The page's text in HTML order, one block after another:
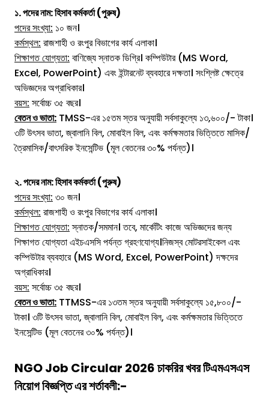
১. পদের নাম: হিসাব কর্মকর্তা (পুরুষ)
পদের সংখ্যা: ১০ জন।
কর্মস্থল: রাজশাহী ও রংপুর বিভাগের কার্য এলাকা।
শিক্ষাগত যোগ্যতা: বাণিজ্যে স্নাতক ডিগ্রি। কম্পিউটার (MS Word,
Excel, PowerPoint) এবং ইন্টারনেট ব্যবহারে দক্ষতা। সংশ্লিষ্ট ক্ষেত্রে
অভিজ্ঞদের অগ্রাধিকার।
বয়স: সর্বোচ্চ ৩৫ বছর।
বেতন ও ভাতা: TMSS-এর ১৫তম স্তর অনুযায়ী সর্বসাকুল্যে ১৩,৬০০/- টাকা।
৩টি উৎসব ভাতা, জ্বালানি বিল, মোবাইল বিল, এবং কর্মক্ষমতার ভিত্তিতে মাসিক/
ত্রৈমাসিক/বাৎসরিক ইনসেন্টিভ (মূল বেতনের ৩০% পর্যন্ত)।
২. পদের নাম: হিসাব কর্মকর্তা (পুরুষ)
পদের সংখ্যা: ৩০ জন।
কর্মস্থল: রাজশাহী ও রংপুর বিভাগের কার্য এলাকা।
শিক্ষাগত যোগ্যতা:স্নাতক/সমমান। তবে, মার্কেটিং কাজে অভিজ্ঞদের জন্য
শিক্ষাগত যোগ্যতা এইচএসসি পর্যন্ত গ্রহণযোগ্য।নিজস্ব মোটরসাইকেল এবং
কম্পিউটার ব্যবহারে (MS Word, Excel, PowerPoint) দক্ষদের
অগ্রাধিকার।
বয়স: সর্বোচ্চ ৩৫ বছর।
বেতন ও ভাতা: TTMSS-এর ১৩তম স্তর অনুযায়ী সর্বসাকুল্যে ১৫,৮০০/-
টাকা। ৩টি উৎসব ভাতা, জ্বালানি বিল, মোবাইল বিল, এবং কর্মক্ষমতার ভিত্তিতে
ইনসেন্টিভ (মূল বেতনের ৩০% পর্যন্ত)।
NGO Job Circular 2026 চাকরির খবরটিএমএসএস
নিয়োগ বিজ্ঞপ্তিএর শর্তাবলী:-